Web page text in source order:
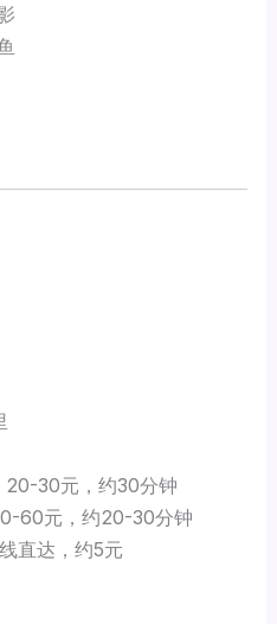
20-30元，约30分钟
60元，约20-30分钟
直达，约5元